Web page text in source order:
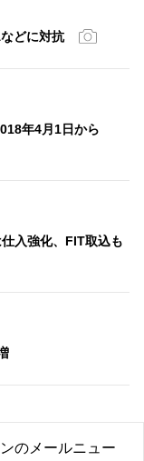
どに対抗
年4月1日から
入強化、FIT取込も
のメールニュー